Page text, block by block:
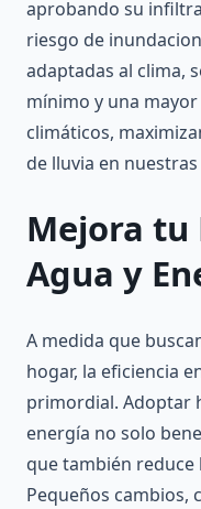
aprobando su
riesgo de
adaptadas al clima,
mínimo y una
climáticos,
de lluvia en
Mejora tu
Agua y
A medida que
hogar, la eficiencia
primordial. Adoptar
energía no solo
que también reduce
Pequeños cambios,